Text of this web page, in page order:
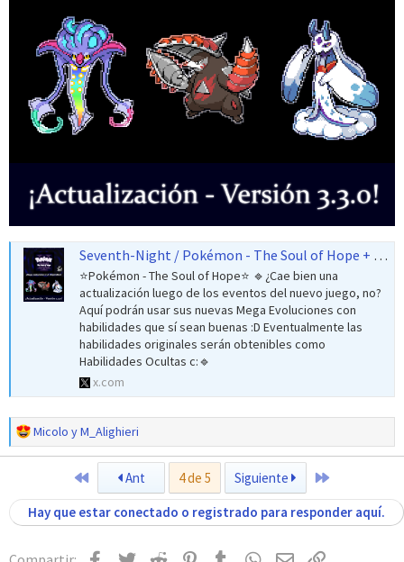
Seventh-Night / Pokémon - The Soul of Hope + TCM (@947soul) on X
⭐️Pokémon - The Soul of Hope⭐️ 🔹¿Cae bien una
actualización luego de los eventos del nuevo juego, no?
Aquí podrán usar sus nuevas Mega Evoluciones con
habilidades que sí sean buenas :D Eventualmente las
habilidades originales serán obtenibles como
Habilidades Ocultas c:🔹
x.com
R
e
c
i
Micolo yM_Alighieri
PrimeroAnt 4 de 5 Siguiente Último
Hay que estar conectado o registrado para responder aquí.
Facebook
TwitterReddit Pinterest
TumblrWhatsApp
EmailEnlace